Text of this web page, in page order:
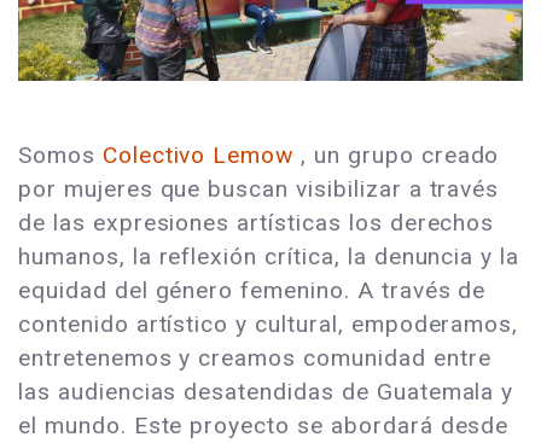
Somos Colectivo Lemow , un grupo creado
por mujeres que buscan visibilizar a través
de las expresiones artísticas los derechos
humanos, la reflexión crítica, la denuncia y la
equidad del género femenino. A través de
contenido artístico y cultural, empoderamos,
entretenemos y creamos comunidad entre
las audiencias desatendidas de Guatemala y
el mundo. Este proyecto se abordará desde